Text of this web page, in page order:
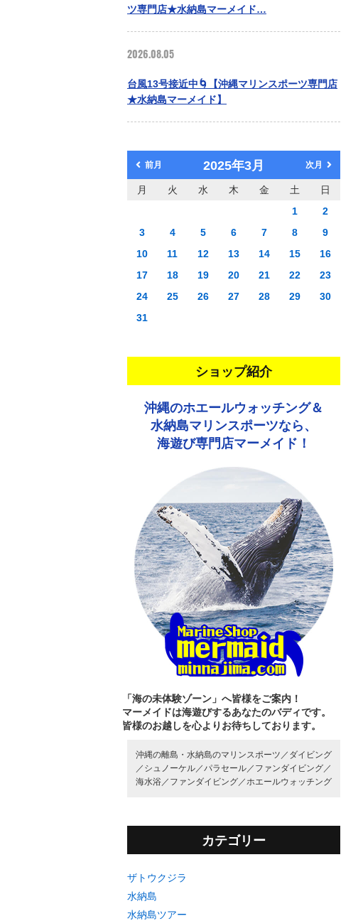
ツ専門店★水納島マーメイド…
2026.08.05
台風13号接近中🌀【沖縄マリンスポーツ専門店
★水納島マーメイド】
前月 2025年3月 次月
月 火 水 木 金 土
日
1
2
3
4 5 6 7 8
9
10
11 12 13 14 15
16
17
18 19 20 21 22
23
24
25 26 27 28 29
30
31
ショップ紹介
沖縄のホエールウォッチング＆
水納島マリンスポーツなら、
海遊び専門店マーメイド！
「海の未体験ゾーン」へ皆様をご案内！
マーメイドは海遊びするあなたのバディです。
皆様のお越しを心よりお待ちしております。
沖縄の離島・水納島のマリンスポーツ／ ダイビング
／ シュノーケル／ パラセール／ ファンダイビング／
海水浴／ ファンダイビング／ ホエールウォッチング
カテゴリー
ザトウクジラ
水納島
水納島ツアー